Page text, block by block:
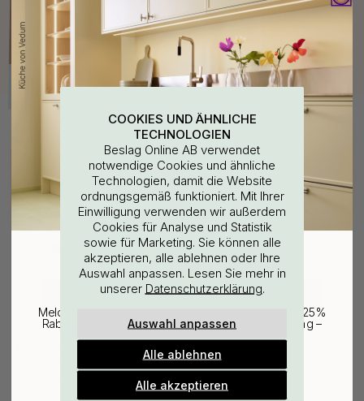
Kaufen Sie zusammen mit
COOKIES UND ÄHNLICHE
TECHNOLOGIEN
Beslag Online AB verwendet
notwendige Cookies und ähnliche
Technologien, damit die Website
ordnungsgemäß funktioniert. Mit Ihrer
Einwilligung verwenden wir außerdem
Cookies für Analyse und Statistik
sowie für Marketing. Sie können alle
akzeptieren, alle ablehnen oder Ihre
Auswahl anpassen. Lesen Sie mehr in
unserer Datenschutzerklärung.
Auswahl anpassen
Alle ablehnen
Alle akzeptieren
WOULD YOU RATHER VISIT?
EU
CHANGE COUNTRY
25% Rabatt auf deinen
günstigsten Artikel
Melde dich für unseren Newsletter an und erhalte 25%
Rabatt auf den günstigsten Artikel deiner Bestellung –
plus Inspiration und exklusive Angebote.
Gültig bis zum 31. August